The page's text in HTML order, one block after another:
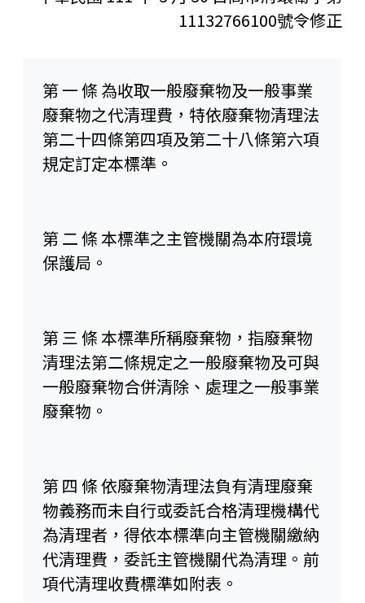
11132766100號令修正
第 一 條 為收取一般廢棄物及一般事業
廢棄物之代清理費，特依廢棄物清理法
第二十四條第四項及第二十八條第六項
規定訂定本標準。
第 二 條 本標準之主管機關為本府環境
保護局。
第 三 條 本標準所稱廢棄物，指廢棄物
清理法第二條規定之一般廢棄物及可與
一般廢棄物合併清除、處理之一般事業
廢棄物。
第 四 條 依廢棄物清理法負有清理廢棄
物義務而未自行或委託合格清理機構代
為清理者，得依本標準向主管機關繳納
代清理費，委託主管機關代為清理。前
項代清理收費標準如附表。